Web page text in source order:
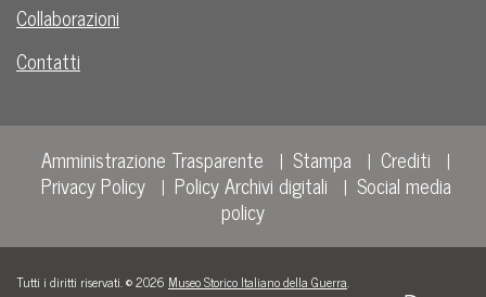
Collaborazioni
Contatti
Amministrazione Trasparente Stampa
Crediti
Privacy Policy
Policy Archivi digitali
Social media
policy
Tutti i diritti riservati. © 2026 Museo Storico Italiano della Guerra.